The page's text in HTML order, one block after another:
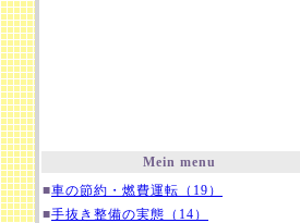
Mein menu
■車の節約・燃費運転（19）
■手抜き整備の実態（14）